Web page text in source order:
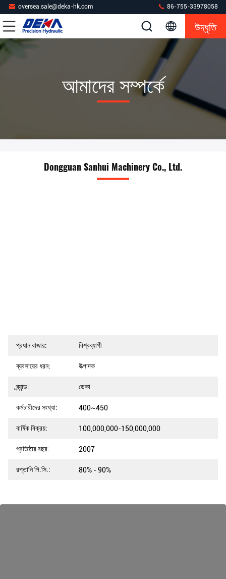
oversea.sale@deka-hk.com 86-755-33978058
উদ্ধৃতি
আমাদের সম্পর্কে
Dongguan Sanhui Machinery Co., Ltd.
প্রধান বাজার: বিশ্বব্যাপী
ব্যবসায়ের ধরন: উত্পাদক
ব্র্যান্ড: ডেকা
কর্মচারীদের সংখ্যা: 400~450
বার্ষিক বিক্রয়: 100,000,000-150,000,000
প্রতিষ্ঠার বছর: 2007
রপ্তানি পি.সি.: 80% - 90%